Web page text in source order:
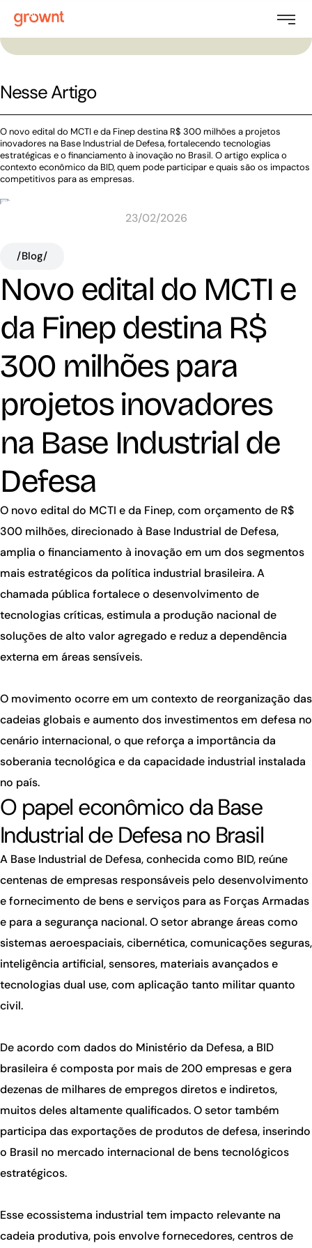
Nesse Artigo
O novo edital do MCTI e da Finep destina R$ 300 milhões a projetos
inovadores na Base Industrial de Defesa, fortalecendo tecnologias
estratégicas e o financiamento à inovação no Brasil. O artigo explica o
contexto econômico da BID, quem pode participar e quais são os impactos
competitivos para as empresas.
23/02/2026
/Blog/
Novo edital do MCTI e
da Finep destina R$
300 milhões para
projetos inovadores
na Base Industrial de
Defesa
O novo edital do MCTI e da Finep, com orçamento de R$
300 milhões, direcionado à Base Industrial de Defesa,
amplia o financiamento à inovação em um dos segmentos
mais estratégicos da política industrial brasileira. A
chamada pública fortalece o desenvolvimento de
tecnologias críticas, estimula a produção nacional de
soluções de alto valor agregado e reduz a dependência
externa em áreas sensíveis.
O movimento ocorre em um contexto de reorganização das
cadeias globais e aumento dos investimentos em defesa no
cenário internacional, o que reforça a importância da
soberania tecnológica e da capacidade industrial instalada
no país.
O papel econômico da Base
Industrial de Defesa no Brasil
A Base Industrial de Defesa, conhecida como BID, reúne
centenas de empresas responsáveis pelo desenvolvimento
e fornecimento de bens e serviços para as Forças Armadas
e para a segurança nacional. O setor abrange áreas como
sistemas aeroespaciais, cibernética, comunicações seguras,
inteligência artificial, sensores, materiais avançados e
tecnologias dual use, com aplicação tanto militar quanto
civil.
De acordo com dados do Ministério da Defesa, a BID
brasileira é composta por mais de 200 empresas e gera
dezenas de milhares de empregos diretos e indiretos,
muitos deles altamente qualificados. O setor também
participa das exportações de produtos de defesa, inserindo
o Brasil no mercado internacional de bens tecnológicos
estratégicos.
Esse ecossistema industrial tem impacto relevante na
cadeia produtiva, pois envolve fornecedores, centros de